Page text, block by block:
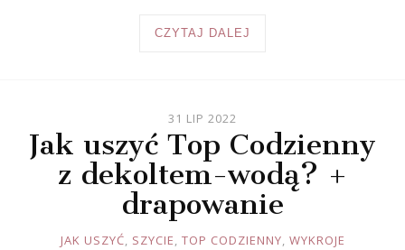
CZYTAJ DALEJ
31 LIP 2022
Jak uszyć Top Codzienny
z dekoltem-wodą? +
drapowanie
JOULE
JAK USZYĆ, SZYCIE, TOP CODZIENNY, WYKROJE